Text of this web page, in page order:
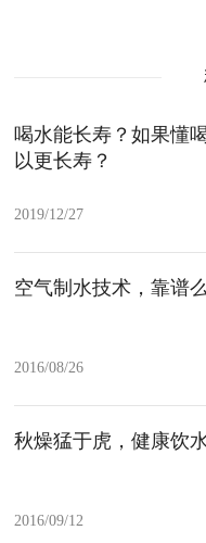
喝水能长寿？如果懂
以更长寿？
2019/12/27
空气制水技术，靠谱么
2016/08/26
秋燥猛于虎，健康饮
2016/09/12